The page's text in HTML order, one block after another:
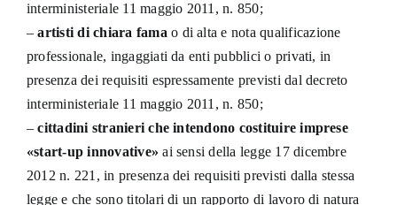
interministeriale 11 maggio 2011, n. 850;
– artisti di chiara fama o di alta e nota qualificazione
professionale, ingaggiati da enti pubblici o privati, in
presenza dei requisiti espressamente previsti dal decreto
interministeriale 11 maggio 2011, n. 850;
–cittadini stranieri che intendono costituire imprese
«start-up innovative» ai sensi della legge 17 dicembre
2012 n. 221, in presenza dei requisiti previsti dalla stessa
legge e che sono titolari di un rapporto di lavoro di natura